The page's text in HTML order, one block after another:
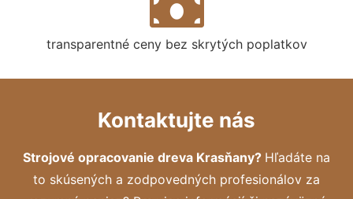
transparentné ceny bez skrytých poplatkov
Kontaktujte nás
Strojové opracovanie dreva Krasňany? Hľadáte na
to skúsených a zodpovedných profesionálov za